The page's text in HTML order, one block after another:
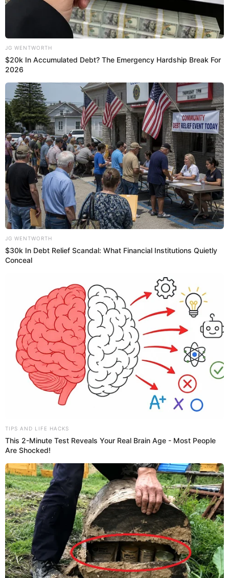
fragmento de una de sus canciones, pero lo hizo
completamente a capela aprovechando el tráfico vehicular.
Samahara sobre relación de Yahaira y Farfán: "Ella siempre
ha sido la que no ha querido vivir con Jefferson"
La popular ' Reina del Totó' encandiló con su prodigiosa
voz a sus fanáticos, y dejó en videncia cómo se escucha
ella sin 'autotune' o edición de estudio.
Vía sus historias de Instagram, la intérprete de "Cobarde"
demostró una vez más su talento para el canto al ritmo de
"Yo no fui", en la que además deja bien claro que hará con
su vida lo que quiera.
PUEDES VER:
Yahaira Plasencia festeja que su tema "Ulala" entró en
"Si me han visto por la calle yo no fui. Voy hacer lo que
quiera, y no me importa lo que digan ya de mí...", canta a
viva vozYahaira Plasencia.